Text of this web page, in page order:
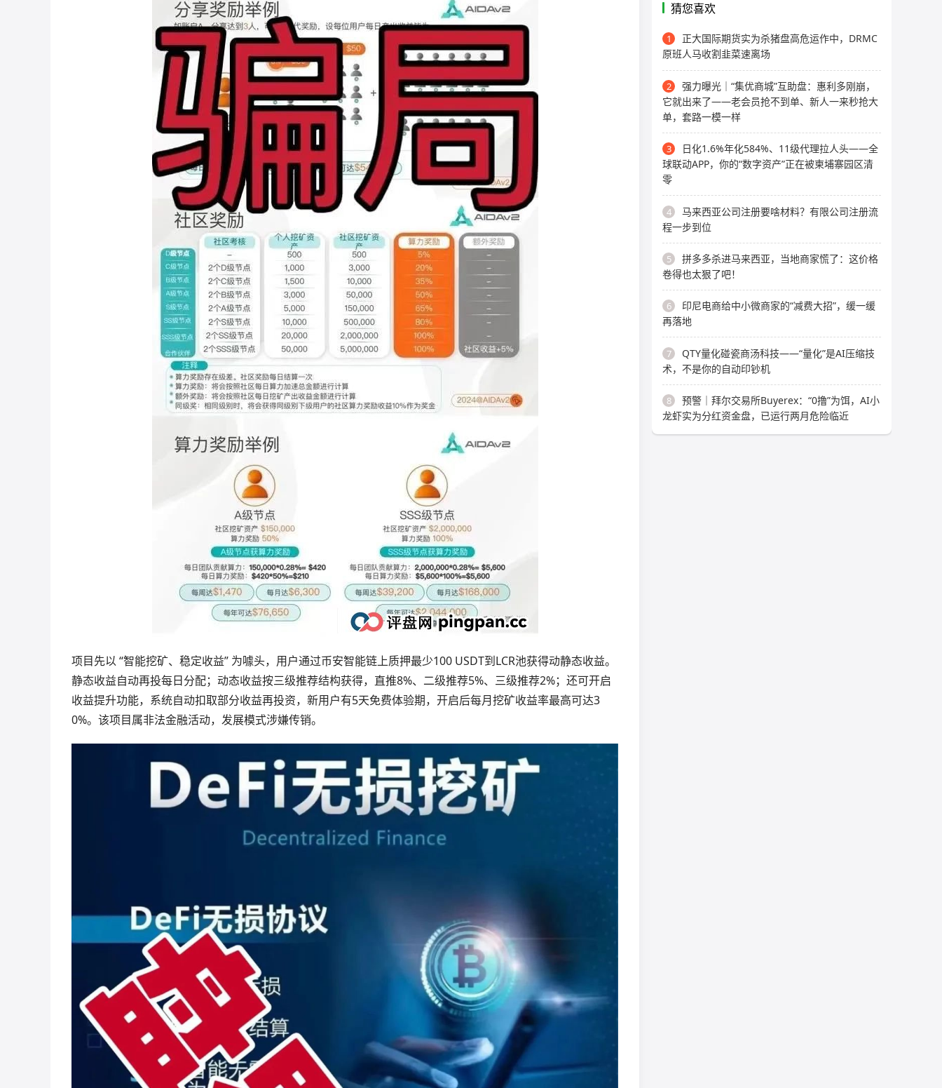
项目先以 “智能挖矿、稳定收益” 为噱头，用户通过币安智能链上质押最少100 USDT到LCR池获得动静态收益。
静态收益自动再投每日分配；动态收益按三级推荐结构获得，直推8%、二级推荐5%、三级推荐2%；还可开启
收益提升功能，系统自动扣取部分收益再投资，新用户有5天免费体验期，开启后每月挖矿收益率最高可达3
0%。该项目属非法金融活动，发展模式涉嫌传销。
猜您喜欢
1
正大国际期货实为杀猪盘高危运作中，DRMC
原班人马收割韭菜速离场
2
强力曝光｜“集优商城”互助盘：惠利多刚崩，
它就出来了——老会员抢不到单、新人一来秒抢大
单，套路一模一样
3
日化1.6%年化584%、11级代理拉人头——全
球联动APP，你的“数字资产”正在被柬埔寨园区清
零
4
马来西亚公司注册要啥材料？有限公司注册流
程一步到位
5
拼多多杀进马来西亚，当地商家慌了：这价格
卷得也太狠了吧！
6
印尼电商给中小微商家的“减费大招”，缓一缓
再落地
7
QTY量化碰瓷商汤科技——“量化”是AI压缩技
术，不是你的自动印钞机
8
预警｜拜尔交易所Buyerex：“0撸”为饵，AI小
龙虾实为分红资金盘，已运行两月危险临近